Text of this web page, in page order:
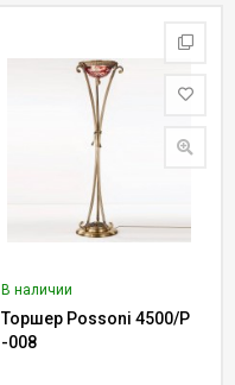
В наличии
Торшер Possoni 4500/P
-008